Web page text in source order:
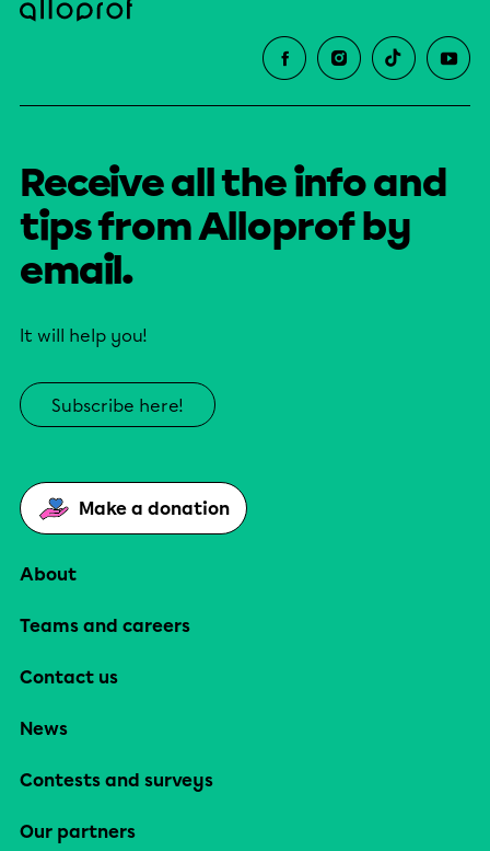
Receive all the info and
tips from Alloprof by
email.
It will help you!
Subscribe here!
Make a donation
About
Teams and careers
Contact us
News
Contests and surveys
Our partners